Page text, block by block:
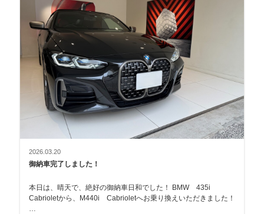
2026.03.20
御納車完了しました！
本日は、晴天で、絶好の御納車日和でした！ BMW 435i
Cabrioletから、M440i Cabrioletへお乗り換えいただきました！